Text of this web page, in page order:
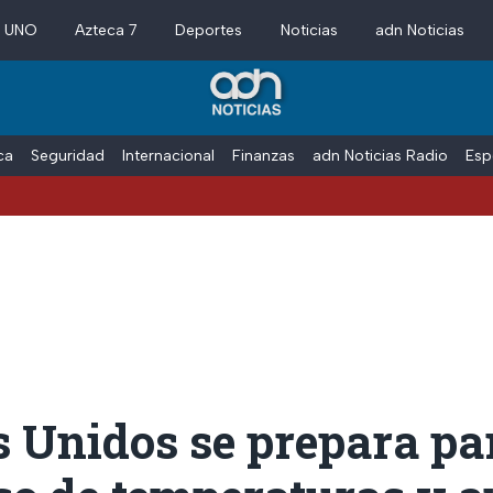
Azteca 7 Deportes Noticias adn Noticias
Seguridad Internacional Finanzas adn Noticias Radio
Unidos se prepara